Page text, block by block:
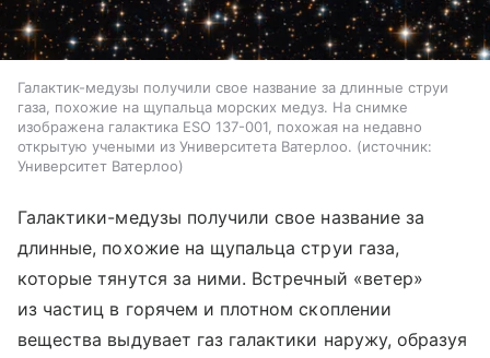
Галактик-медузы получили свое название за длинные струи
газа, похожие на щупальца морских медуз. На снимке
изображена галактика ESO 137-001, похожая на недавно
открытую учеными из Университета Ватерлоо.
источник:
Университет Ватерлоо
Галактики-медузы получили свое название за
длинные, похожие на щупальца струи газа,
которые тянутся за ними. Встречный «ветер»
из частиц в горячем и плотном скоплении
вещества выдувает газ галактики наружу, образуя